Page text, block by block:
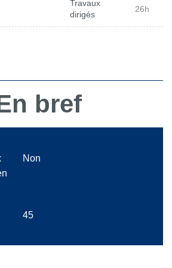
Travaux
dirigés
26h
bref
Non
45